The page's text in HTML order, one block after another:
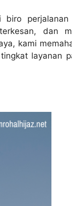
biro
dan
kami
layanan